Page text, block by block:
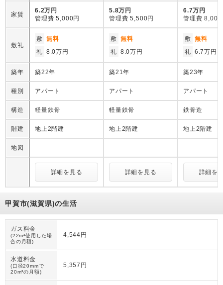
家賃
6.2万円
管理費 5,000円
5.8万円
管理費 5,500円
6.7万円
管理費 8,000
敷礼
敷 無料
礼 8.0万円
敷 無料
礼 8.0万円
敷 無料
礼 6.7万円
築年 築22年 築21年 築23年
種別 アパート アパート アパート
構造 軽量鉄骨 軽量鉄骨 鉄骨造
階建 地上2階建 地上2階建 地上2階建
地図
詳細を見る 詳細を見る 詳細を
甲賀市(滋賀県)の生活
ガス料金
(22m³使用した場
合の月額)
4,544円
水道料金
(口径20mmで
20m³の月額)
5,357円